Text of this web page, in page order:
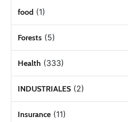
food (1)
Forests (5)
Health (333)
INDUSTRIALES (2)
Insurance (11)